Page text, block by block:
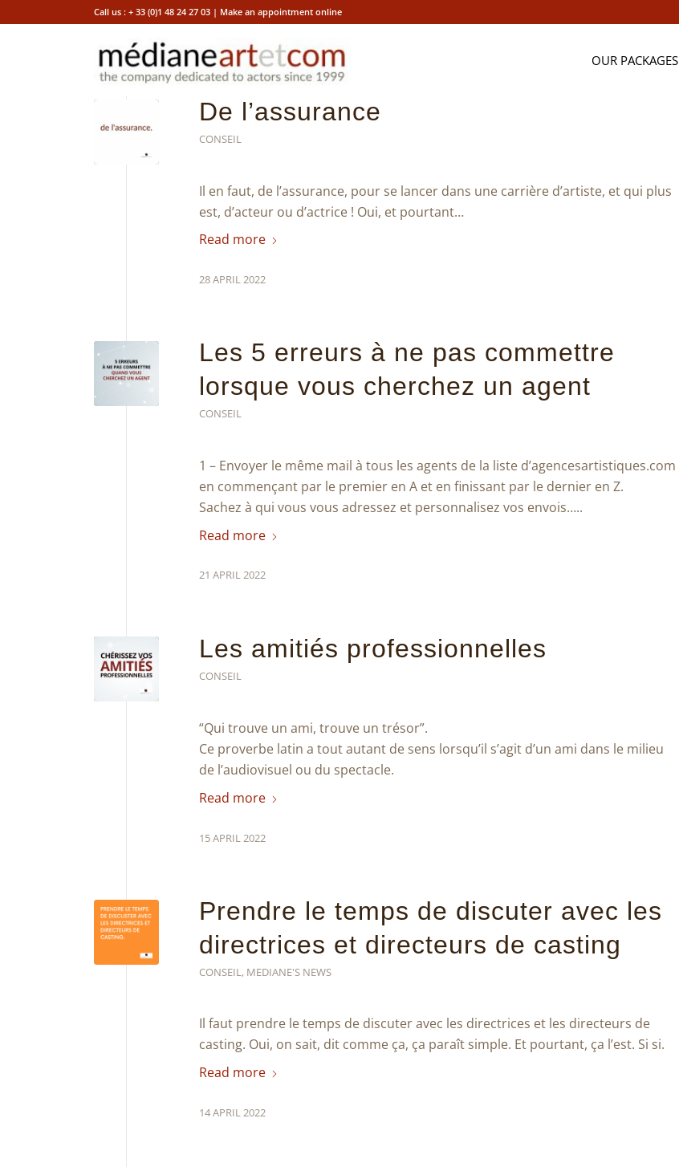
Call us :+ 33 (0)1 48 24 27 03 | Make an appointment online
OUR PACKAGES
De l’assurance
CONSEIL
Il en faut, de l’assurance, pour se lancer dans une carrière d’artiste, et qui plus
est, d’acteur ou d’actrice ! Oui, et pourtant…
Read more
28 APRIL 2022
Les 5 erreurs à ne pas commettre
lorsque vous cherchez un agent
CONSEIL
1 – Envoyer le même mail à tous les agents de la liste d’agencesartistiques.com
en commençant par le premier en A et en finissant par le dernier en Z.
Sachez à qui vous vous adressez et personnalisez vos envois…..
Read more
21 APRIL 2022
Les amitiés professionnelles
CONSEIL
“Qui trouve un ami, trouve un trésor”.
Ce proverbe latin a tout autant de sens lorsqu’il s’agit d’un ami dans le milieu
de l’audiovisuel ou du spectacle.
Read more
15 APRIL 2022
Prendre le temps de discuter avec les
directrices et directeurs de casting
CONSEIL , MEDIANE'S NEWS
Il faut prendre le temps de discuter avec les directrices et les directeurs de
casting. Oui, on sait, dit comme ça, ça paraît simple. Et pourtant, ça l’est. Si si.
Read more
14 APRIL 2022